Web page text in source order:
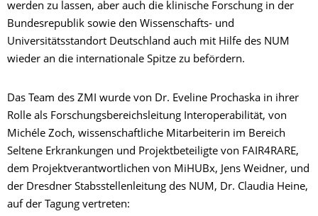
werden zu lassen, aber auch die klinische Forschung in der
Bundesrepublik sowie den Wissenschafts- und
Universitätsstandort Deutschland auch mit Hilfe des NUM
wieder an die internationale Spitze zu befördern.
Das Team des ZMI wurde von Dr. Eveline Prochaska in ihrer
Rolle als Forschungsbereichsleitung Interoperabilität, von
Michéle Zoch, wissenschaftliche Mitarbeiterin im Bereich
Seltene Erkrankungen und Projektbeteiligte von FAIR4RARE,
dem Projektverantwortlichen von MiHUBx, Jens Weidner, und
der Dresdner Stabsstellenleitung des NUM, Dr. Claudia Heine,
auf der Tagung vertreten: